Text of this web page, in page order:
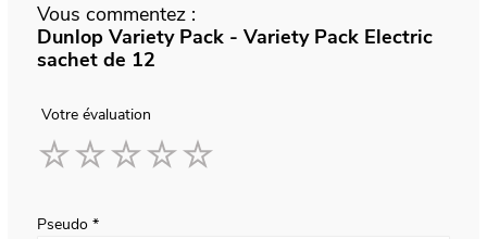
Vous commentez :
Dunlop Variety Pack - Variety Pack Electric
sachet de 12
Votre évaluation
Pseudo